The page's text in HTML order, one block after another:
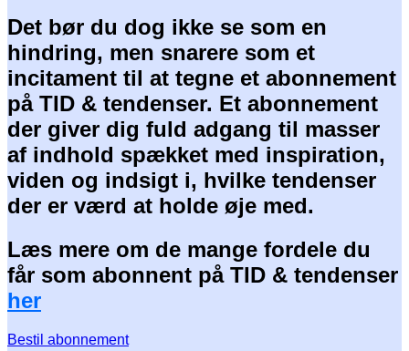
Det bør du dog ikke se som en
hindring, men snarere som et
incitament til at tegne et abonnement
på TID & tendenser. Et abonnement
der giver dig fuld adgang til masser
af indhold spækket med inspiration,
viden og indsigt i, hvilke tendenser
der er værd at holde øje med.
Læs mere om de mange fordele du
får som abonnent på TID & tendenser
her
Bestil abonnement